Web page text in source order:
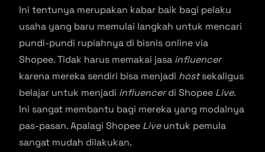
Ini tentunya merupakan kabar baik bagi pelaku
usaha yang baru memulai langkah untuk mencari
pundi-pundi rupiahnya di bisnis online via
Shopee. Tidak harus memakai jasa influencer
karena mereka sendiri bisa menjadi hostsekaligus
belajar untuk menjadi influencerdi Shopee Live.
Ini sangat membantu bagi mereka yang modalnya
pas-pasan. Apalagi Shopee Liveuntuk pemula
sangat mudah dilakukan.